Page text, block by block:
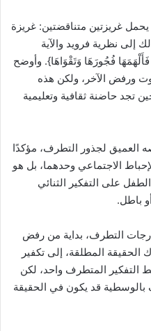
غريزتين متناقضتين: غريزة
إلى نظرية فرويد والآية
فُجُورَهَا وَتَقْوَاهَا}. وأوضح
ورفض الآخر، ولكن هذه
تجد حاضنة ثقافية وتعليمية
لجذور التطرف، مؤكدًا
الاجتماعي وحدهما، بل هو
الطفل على التفكير الثنائي
باطل.
التطرف، بداية من رفض
الحقيقة المطلقة، إلى تكفير
التفكير المتطرف واحد، لكن
قد يكون في الحقيقة